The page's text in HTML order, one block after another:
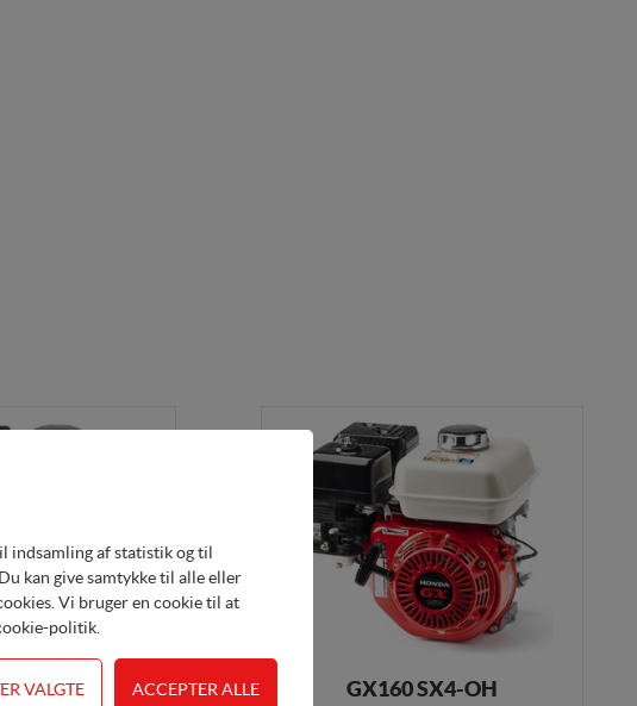
OH GX160 SX4-OH
indsamling af statistik og til
kan give samtykke til alle eller
Vi bruger en cookie til at
politik